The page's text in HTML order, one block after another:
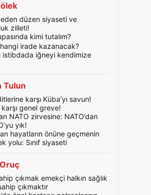
düzen siyaseti ve
zilleti!
kimi tutalım?
hangi irade kazanacak?
istibdada iğneyi kendimize
Tulun
karşı Küba’yı savun!
karşı genel greve!
NATO zirvesine: NATO’dan
yık!
hayatların önüne geçmenin
yolu: Sınıf siyaseti
çıkmak emekçi halkın sağlık
çıkmaktır